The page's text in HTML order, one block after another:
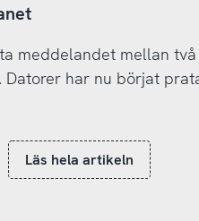
meddelandet mellan
Datorer har nu börjat
Läs hela artikeln